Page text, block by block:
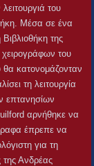
του
Μέσα σε ένα
της
του
κατονομάζονταν
τη λειτουργία
επτανησίων
αρνήθηκε να
έπρεπε να
για τη
της Ανδρέας